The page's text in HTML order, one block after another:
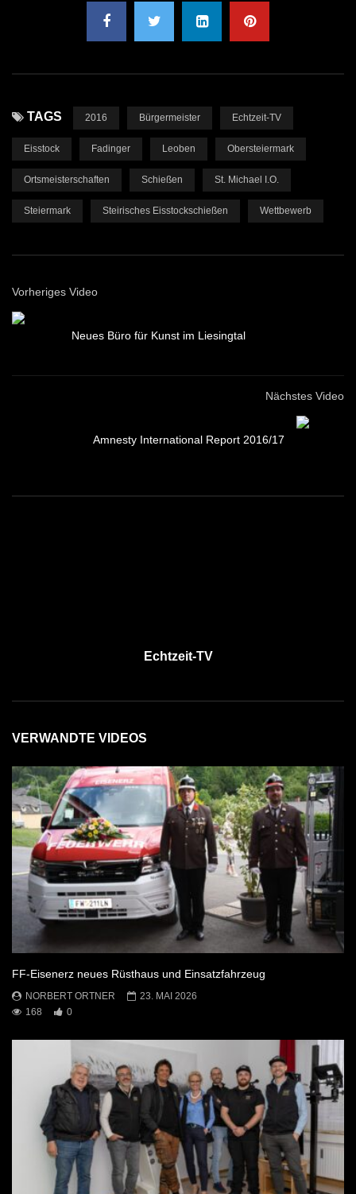
TAGS 2016 Bürgermeister Echtzeit-TV
Eisstock Fadinger Leoben Obersteiermark
Ortsmeisterschaften Schießen St. Michael I.O.
Steiermark Steirisches Eisstockschießen Wettbewerb
Vorheriges Video
Neues Büro für Kunst im Liesingtal
Nächstes Video
Amnesty International Report 2016/17
Echtzeit-TV
VERWANDTE VIDEOS
FF-Eisenerz neues Rüsthaus und Einsatzfahrzeug
NORBERT ORTNER
23. MAI 2026
168
0